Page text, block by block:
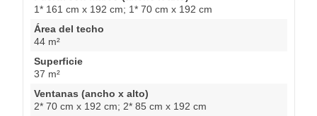
1* 161 cm x 192 cm; 1* 70 cm x 192 cm
Área del techo
44 m²
Superficie
37 m²
Ventanas (ancho x alto)
2* 70 cm x 192 cm; 2* 85 cm x 192 cm